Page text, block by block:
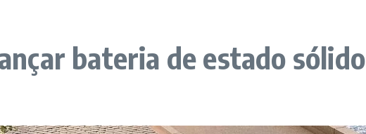
bateria de estado sólido